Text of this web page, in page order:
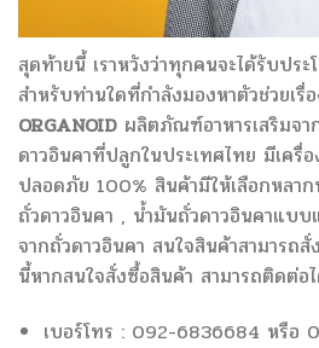
สุดท้ายนี้ เราหวังว่าทุกคนจะได้รับปร
สำหรับท่านใดที่กำลังมองหาตัวช่วยเรื่
ORGANOID ผลิตภัณฑ์อาหารเสริมจา
ดาวอินคาที่ปลูกในประเทศไทย มีเครื่
ปลอดภัย 100% สินค้ามีให้เลือกหลา
ถั่วดาวอินคา , น้ำมันถั่วดาวอินคาแบ
จากถั่วดาวอินคา สนใจสินค้าสามารถ
นี้หากสนใจสั่งซื้อสินค้า สามารถติดต่อ
เบอร์โทร : 092-6836684 หรือ